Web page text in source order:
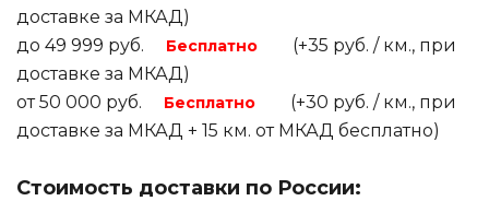
доставке за МКАД)
до 49 999 руб.
Бесплатно
(+35 руб. / км., при
доставке за МКАД)
от 50 000 руб.
Бесплатно
(+30 руб. / км., при
доставке за МКАД + 15 км. от МКАД бесплатно)
Стоимость доставки по России: